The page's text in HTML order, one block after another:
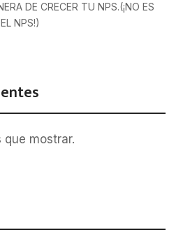
DE CRECER TU NPS.(¡NO ES
NPS!)
mostrar.